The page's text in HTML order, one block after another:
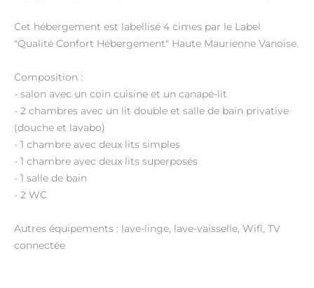
Cet hébergement est labellisé 4 cimes par le Label
"Qualité Confort Hébergement" Haute Maurienne Vanoise.
Composition :
- salon avec un coin cuisine et un canapé-lit
- 2 chambres avec un lit double et salle de bain privative
(douche et lavabo)
- 1 chambre avec deux lits simples
- 1 chambre avec deux lits superposés
- 1 salle de bain
- 2 WC
Autres équipements : lave-linge, lave-vaisselle, Wifi, TV
connectée